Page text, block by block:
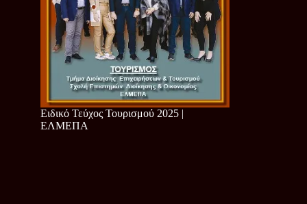
Ειδικό Τεύχος Τουρισμού 2025 |
ΕΛΜΕΠΑ